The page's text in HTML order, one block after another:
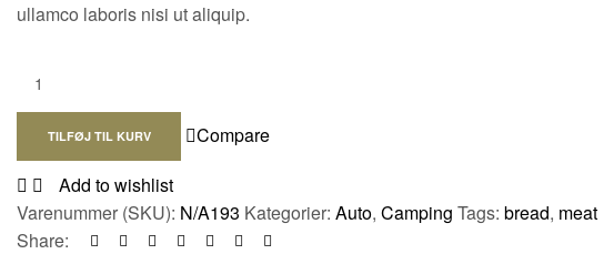
ullamco laboris nisi ut aliquip.
TILFØJ TIL KURV
Compare
Add to wishlist
Varenummer (SKU): N/A193 Kategorier: Auto, Camping Tags: bread, meat
Share: